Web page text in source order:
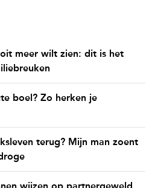
meer wilt zien: dit is het
boel? Zo herken je
terug? Mijn man zoent